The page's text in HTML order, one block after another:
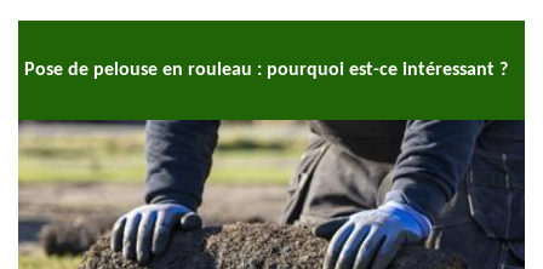
Pose de pelouse en rouleau : pourquoi est-ce intéressant ?